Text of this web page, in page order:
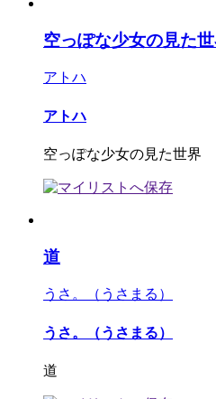
空っぽな少女の見た
アトハ
アトハ
空っぽな少女の見た世界
道
うさ。（うさまる）
うさ。（うさまる）
道